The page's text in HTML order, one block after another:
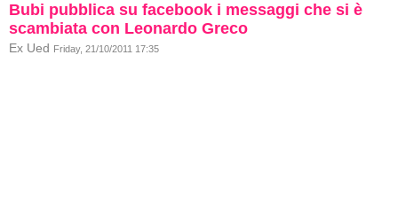
Bubi pubblica su facebook i messaggi che si è
scambiata con Leonardo Greco
Ex Ued Friday, 21/10/2011 17:35